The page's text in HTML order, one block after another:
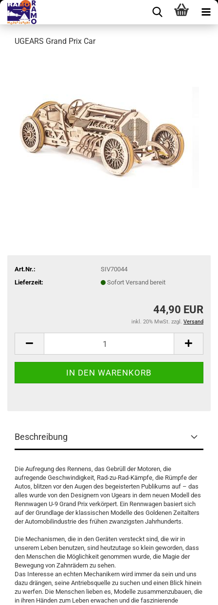
UGEARS Grand Prix Car
Art.Nr.:
SIV70044
Lieferzeit:
Sofort Versand bereit
44,90 EUR
inkl. 20% MwSt. zzgl. Versand
Beschreibung
Die Aufregung des Rennens, das Gebrüll der Motoren, die
aufregende Geschwindigkeit, Rad-zu-Rad-Kämpfe, die Rümpfe der
Autos, blitzen vor den Augen des begeisterten Publikums auf – das
alles wurde von den Designern von Ugears in dem neuen Modell des
Rennwagen U-9 Grand Prix verkörpert. Ein Rennwagen basiert sich
auf der Grundlage der klassischen Modelle des Goldenen Zeitalters
der Automobilindustrie des frühen zwanzigsten Jahrhunderts.
Die Mechanismen, die in den Geräten versteckt sind, die wir in
unserem Leben benutzen, sind heutzutage so klein geworden, dass
den Menschen die Möglichkeit genommen wurde, die Magie der
Bewegung von Zahnrädern zu sehen.
Das Interesse an echten Mechanikern wird immer da sein und uns
dazu drängen, seine Antriebsquelle zu suchen und einen Blick hinein
zu werfen. Die Menschen lieben es, Modelle zusammenzubauen, die
in ihren Händen zum Leben erwachen und die faszinierende